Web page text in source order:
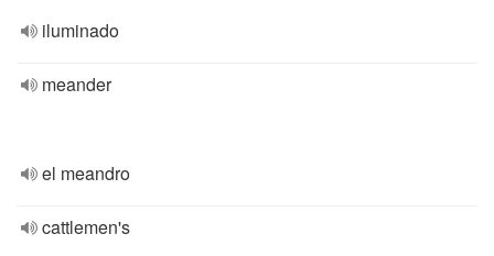
iluminado
meander
el meandro
cattlemen's